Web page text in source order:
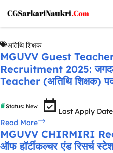
content
अतिथि शिक्षक
MGUVV Guest
Recruitment 2025:
Teacher (अतिथि शिक्षक)
Status: New
Last Apply
Read More
MGUVV CHIRMIRI
ऑफ हॉर्टीकल्चर एंड रिसर्च